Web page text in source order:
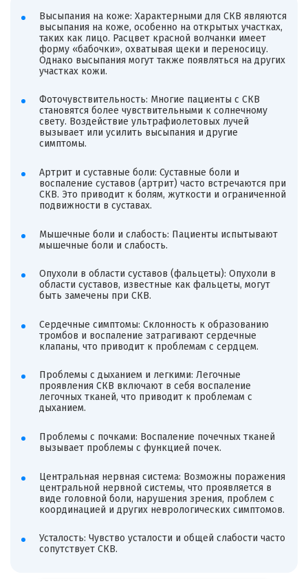
Высыпания на коже: Характерными для СКВ являются
высыпания на коже, особенно на открытых участках,
таких как лицо. Расцвет красной волчанки имеет
форму «бабочки», охватывая щеки и переносицу.
Однако высыпания могут также появляться на других
участках кожи.
Фоточувствительность: Многие пациенты с СКВ
становятся более чувствительными к солнечному
свету. Воздействие ультрафиолетовых лучей
вызывает или усилить высыпания и другие
симптомы.
Артрит и суставные боли: Суставные боли и
воспаление суставов (артрит) часто встречаются при
СКВ. Это приводит к болям, жуткости и ограниченной
подвижности в суставах.
Мышечные боли и слабость: Пациенты испытывают
мышечные боли и слабость.
Опухоли в области суставов (фальцеты): Опухоли в
области суставов, известные как фальцеты, могут
быть замечены при СКВ.
Сердечные симптомы: Склонность к образованию
тромбов и воспаление затрагивают сердечные
клапаны, что приводит к проблемам с сердцем.
Проблемы с дыханием и легкими: Легочные
проявления СКВ включают в себя воспаление
легочных тканей, что приводит к проблемам с
дыханием.
Проблемы с почками: Воспаление почечных тканей
вызывает проблемы с функцией почек.
Центральная нервная система: Возможны поражения
центральной нервной системы, что проявляется в
виде головной боли, нарушения зрения, проблем с
координацией и других неврологических симптомов.
Усталость: Чувство усталости и общей слабости часто
сопутствует СКВ.